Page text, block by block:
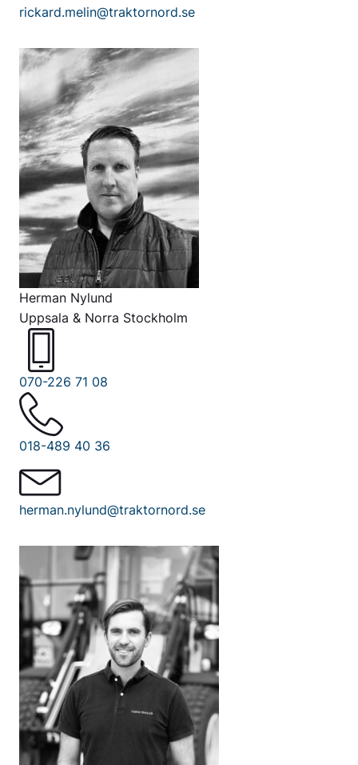
rickard.melin@traktornord.se
Herman Nylund
Uppsala & Norra Stockholm
070-226 71 08
018-489 40 36
herman.nylund@traktornord.se